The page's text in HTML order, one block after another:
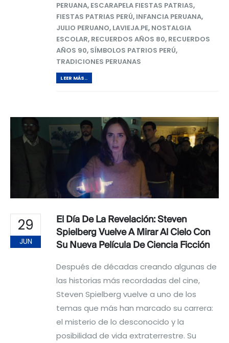
PERUANA, ESCARAPELA FIESTAS PATRIAS,
FIESTAS PATRIAS PERÚ, INFANCIA PERUANA,
JULIO PERUANO, LAVIEJA.PE, NOSTALGIA
ESCOLAR, RECUERDOS AÑOS 80, RECUERDOS
AÑOS 90, SÍMBOLOS PATRIOS PERÚ,
TRADICIONES PERUANAS
LEER MÁS..
29
JUN
El Día De La Revelación: Steven
Spielberg Vuelve A Mirar Al Cielo Con
Su Nueva Película De Ciencia Ficción
Después de décadas creando algunas de
las historias más recordadas del cine,
Steven Spielberg vuelve a uno de los
temas que más han marcado su carrera:
el misterio de lo desconocido y la
posibilidad de vida extraterrestre. Su